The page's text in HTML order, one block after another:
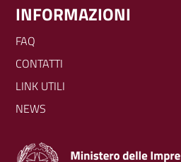
Footer
Colonna
2
INFORMAZIONI
FAQ
CONTATTI
LINK UTILI
NEWS